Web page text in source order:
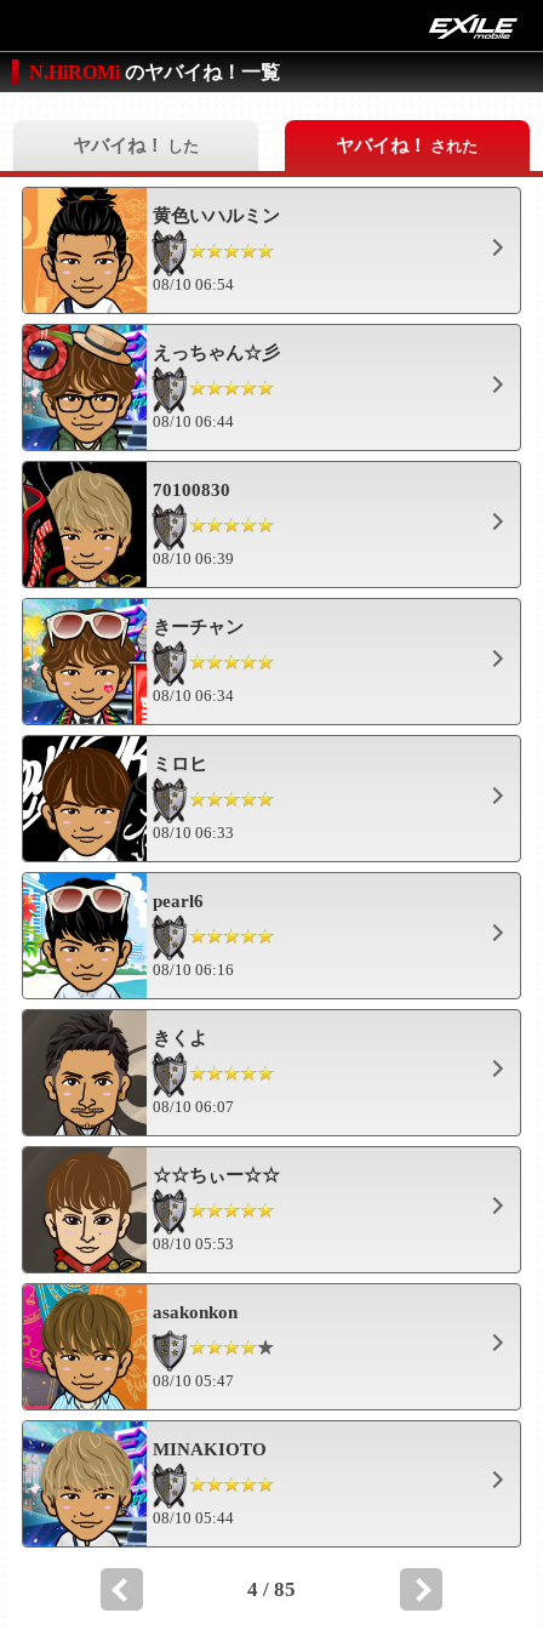
N.HiROMi のヤバイね！一覧
ヤバイね！ した ヤバイね！ された
黄色いハルミン
08/10 06:54
えっちゃん☆彡
08/10 06:44
70100830
08/10 06:39
きーチャン
08/10 06:34
ミロヒ
08/10 06:33
pearl6
08/10 06:16
きくよ
08/10 06:07
☆☆ちぃー☆☆
08/10 05:53
asakonkon
08/10 05:47
MINAKIOTO
08/10 05:44
4 / 85